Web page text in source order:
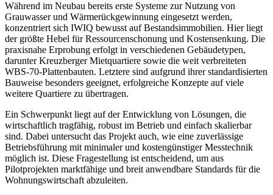
Während im Neubau bereits erste Systeme zur Nutzung von
Grauwasser und Wärmerückgewinnung eingesetzt werden,
konzentriert sich IWIQ bewusst auf Bestandsimmobilien. Hier liegt
der größte Hebel für Ressourcenschonung und Kostensenkung. Die
praxisnahe Erprobung erfolgt in verschiedenen Gebäudetypen,
darunter Kreuzberger Mietquartiere sowie die weit verbreiteten
WBS-70-Plattenbauten. Letztere sind aufgrund ihrer standardisierten
Bauweise besonders geeignet, erfolgreiche Konzepte auf viele
weitere Quartiere zu übertragen.
Ein Schwerpunkt liegt auf der Entwicklung von Lösungen, die
wirtschaftlich tragfähig, robust im Betrieb und einfach skalierbar
sind. Dabei untersucht das Projekt auch, wie eine zuverlässige
Betriebsführung mit minimaler und kostengünstiger Messtechnik
möglich ist. Diese Fragestellung ist entscheidend, um aus
Pilotprojekten marktfähige und breit anwendbare Standards für die
Wohnungswirtschaft abzuleiten.